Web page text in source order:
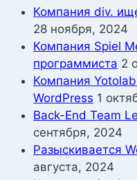
Компания div.
28 ноября, 2024
Компания Spiel
программиста 2
Компания
WordPress 1
Back-End Team
сентября, 2024
Разыскивается
августа, 2024